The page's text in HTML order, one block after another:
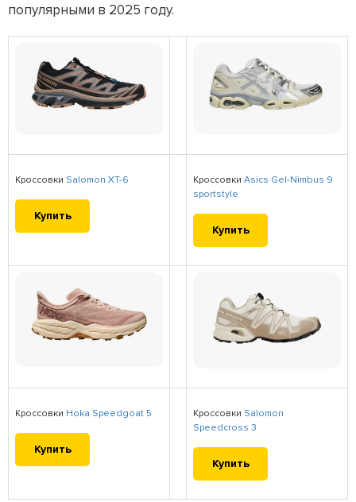
популярными в 2025 году.
Кроссовки Salomon XT-6
Купить
Кроссовки Asics Gel-Nimbus 9
sportstyle
Купить
Кроссовки Hoka Speedgoat 5
Купить
Кроссовки Salomon
Speedcross 3
Купить